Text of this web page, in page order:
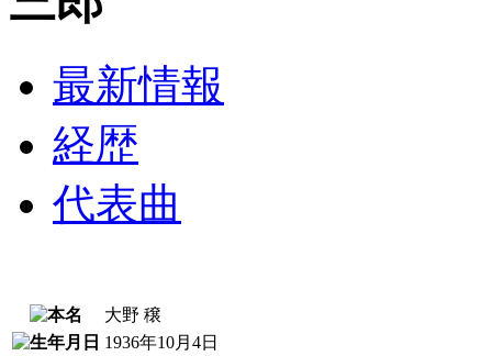
最新情報
経歴
代表曲
大野 穣
1936年10月4日